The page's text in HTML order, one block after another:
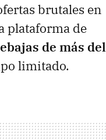
brutales en
plataforma de
de más del
limitado.